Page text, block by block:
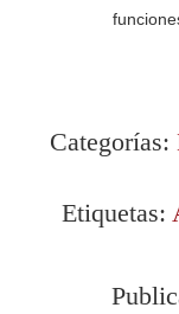
Categorías:
Etiquetas: